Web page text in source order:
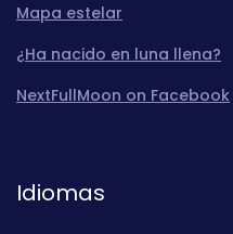
Mapa estelar
¿Ha nacido en luna llena?
NextFullMoon on Facebook
Idiomas